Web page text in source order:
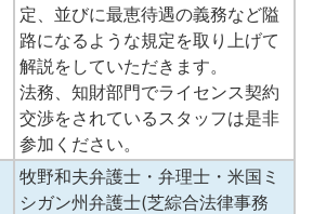
定、並びに最恵待遇の義務など隘
路になるような規定を取り上げて
解説をしていただきます。
法務、知財部門でライセンス契約
交渉をされているスタッフは是非
参加ください。
牧野和夫弁護士・弁理士・米国ミ
シガン州弁護士(芝綜合法律事務